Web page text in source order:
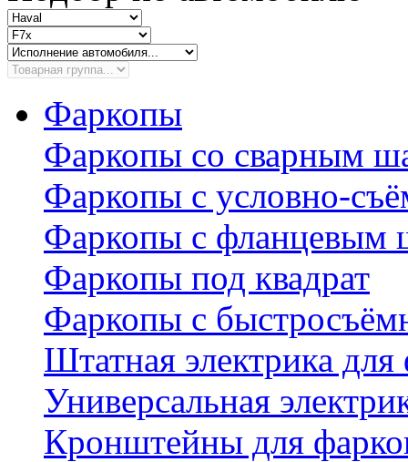
Фаркопы
Фаркопы со сварным
Фаркопы с условно-
Фаркопы с фланцевым
Фаркопы под квадрат
Фаркопы с
Штатная электрика
Универсальная
Кронштейны для